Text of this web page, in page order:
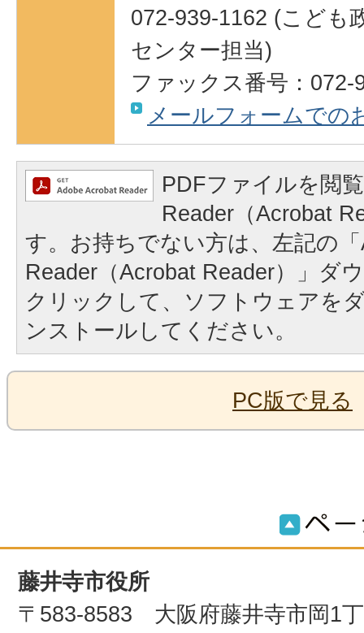
072-939-1162 (こども
センター担当)
ファックス番号：072-
メールフォームでの
PDFファイルを閲
Reader（Acrobat
す。お持ちでない方は、左記の
Reader（Acrobat Reader）」ダ
クリックして、ソフトウェアを
ンストールしてください。
PC版で見る
藤井寺市役所
〒583-8583 大阪府藤井寺市岡1